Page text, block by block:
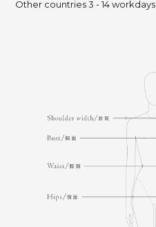
Other countries 3 - 14 workdays